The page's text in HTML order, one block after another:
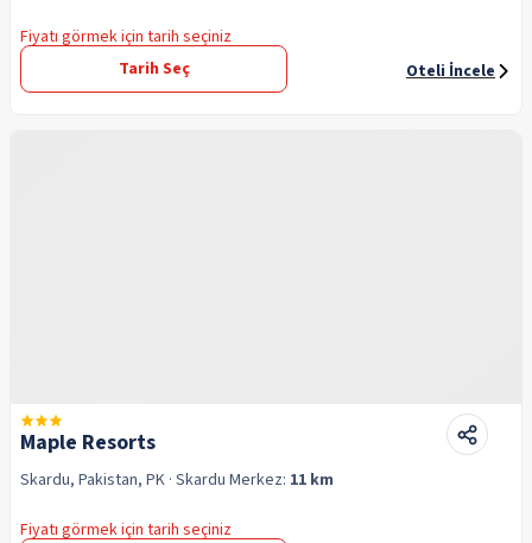
Fiyatı görmek için tarih seçiniz
Tarih Seç
Oteli İncele
Maple Resorts
Skardu, Pakistan, PK · Skardu Merkez: 11 km
Fiyatı görmek için tarih seçiniz